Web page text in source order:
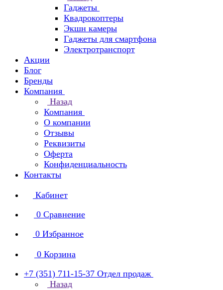
Гаджеты
Квадрокоптеры
Экшн камеры
Гаджеты для смартфона
Электротранспорт
Акции
Блог
Бренды
Компания
Назад
Компания
О компании
Отзывы
Реквизиты
Оферта
Конфиденциальность
Контакты
Кабинет
0 Сравнение
0 Избранное
0 Корзина
+7 (351) 711-15-37 Отдел продаж
Назад